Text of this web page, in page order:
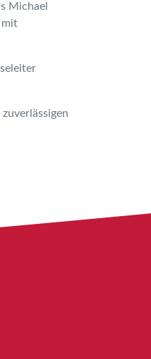
Michael
mit
zuverlässigen